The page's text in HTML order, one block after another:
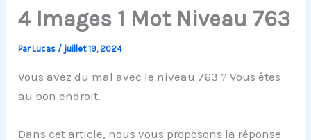
4 Images 1 Mot Niveau 763
ParLucas / juillet 19, 2024
Vous avez du mal avec le niveau 763 ? Vous êtes
au bon endroit.
Dans cet article, nous vous proposons la réponse